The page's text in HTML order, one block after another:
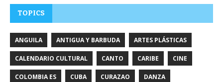
TOPICS
ANGUILA ANTIGUA Y BARBUDA ARTES PLÁSTICAS
CALENDARIO CULTURAL CANTO CARIBE CINE
COLOMBIA ES CUBA CURAZAO DANZA